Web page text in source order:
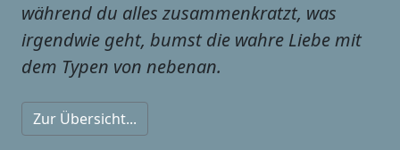
während du alles zusammenkratzt, was
irgendwie geht, bumst die wahre Liebe mit
dem Typen von nebenan.
Zur Übersicht...